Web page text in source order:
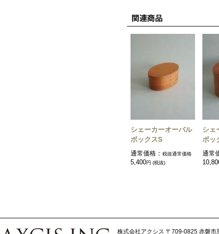
シェーカーオーバル
ボックスS
通常価格： 税抜通常価格
5,400円 (税抜)
シェ
ボッ
通常
株式会社アクシス 〒709-0825 赤磐市